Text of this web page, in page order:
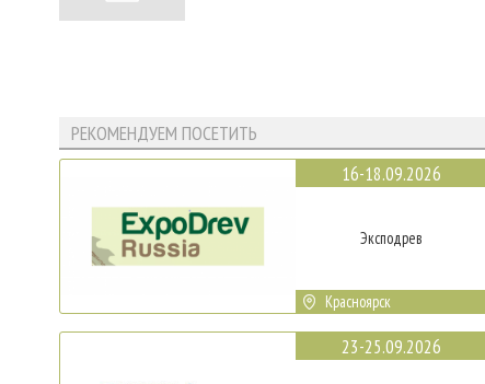
РЕКОМЕНДУЕМ ПОСЕТИТЬ
16-18.09.2026
Эксподрев
Красноярск
23-25.09.2026